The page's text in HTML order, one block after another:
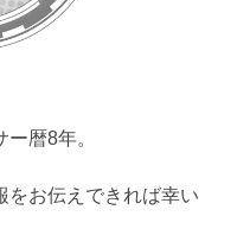
暦8年。
をお伝えできれば幸い